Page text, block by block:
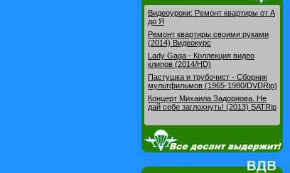
Видеоуроки: Pемонт квартиры от А
до Я
Ремонт квартиры своими руками
(2014) Видеокурс
Lady Gaga - Коллекция видео
клипов (2014/HD)
Пастушка и трубочист - Сборник
мультфильмов (1965-1980/DVDRip)
Концерт Михаила Задорнова. Не
дай себе заглохнуть! (2013) SATRip